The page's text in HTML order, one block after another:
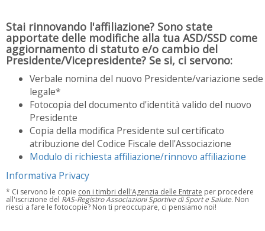
Stai rinnovando l'affiliazione? Sono state
apportate delle modifiche alla tua ASD/SSD come
aggiornamento di statuto e/o cambio del
Presidente/Vicepresidente? Se si, ci servono:
Verbale nomina del nuovo Presidente/variazione sede
legale*
Fotocopia del documento d'identità valido del nuovo
Presidente
Copia della modifica Presidente sul certificato
atribuzione del Codice Fiscale dell'Associazione
Modulo di richiesta affiliazione/rinnovo affiliazione
Informativa Privacy
* Ci servono le copie con i timbri dell'Agenzia delle Entrate per procedere
all'iscrizione del RAS-Registro Associazioni Sportive di Sport e Salute. Non
riesci a fare le fotocopie? Non ti preoccupare, ci pensiamo noi!